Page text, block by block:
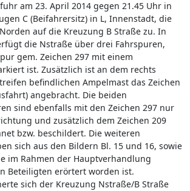
am 23. April 2014 gegen 21.45 Uhr in
C (Beifahrersitz) in L, Innenstadt, die
auf die Kreuzung B Straße zu. In
die Nstraße über drei Fahrspuren,
gem. Zeichen 297 mit einem
ist. Zusätzlich ist an dem rechts
befindlichen Ampelmast das Zeichen
angebracht. Die beiden
sind ebenfalls mit den Zeichen 297 nur
und zusätzlich dem Zeichen 209
bzw. beschildert. Die weiteren
sich aus den Bildern Bl. 15 und 16, sowie
im Rahmen der Hauptverhandlung
Beteiligten erörtert worden ist.
sich der Kreuzung Nstraße/B Straße